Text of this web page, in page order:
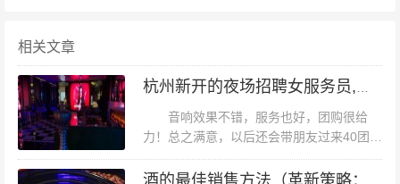
曲库，不是很全吧，一些热门的最近新红歌儿找不到的~~
小包，只能说还好是两个人去唱，团的带吃的的那个套
相关文章
音响效果不错，服务也好，团购很给
力！总之满意，以后还会带朋友过来40团一
个大包还是很合算的，音响不错。不错，就
是服务一般般，服务员说话态度该升级了。